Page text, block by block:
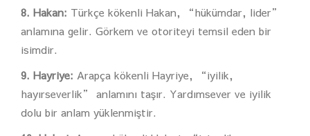
8. Hakan: Türkçe kökenli Hakan, “hükümdar, lider”
anlamına gelir. Görkem ve otoriteyi temsil eden bir
isimdir.
9. Hayriye: Arapça kökenli Hayriye, “iyilik,
hayırseverlik” anlamını taşır. Yardımsever ve iyilik
dolu bir anlam yüklenmiştir.